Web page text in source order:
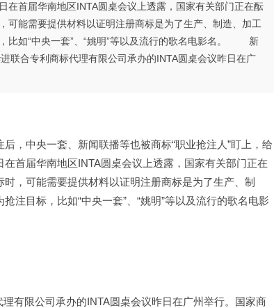
在首届华南地区INTA圆桌会议上透露，国家有关部门正在酝
可能需要提供材料以证明注册商标是为了生产、制造、加工
比如“中央一套”、“姚明”等以及流行的歌名电影名。 新
合专利商标代理有限公司承办的INTA圆桌会议昨日在广
中央一套、新闻联播等也被商标“职业抢注人”盯上，给
首届华南地区INTA圆桌会议上透露，国家有关部门正在
，可能需要提供材料以证明注册商标是为了生产、制
注目标，比如“中央一套”、“姚明”等以及流行的歌名电影
限公司承办的INTA圆桌会议昨日在广州举行。国家商